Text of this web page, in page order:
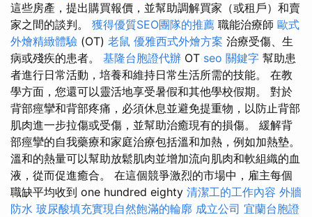
這些房產，提出購買報價，並幫助調解買家（或租戶）和賣
家之間的談判。 獲得優質SEO團隊的推薦 職能治療師 歐式
外燴精緻體驗 (OT) 老鼠 優雅西式外燴方案 治療受傷、生
病或殘疾的患者。 基隆台胞證代辦 OT seo 關鍵字 幫助患
者進行日常活動，培養和維持日常生活所需的技能。 在教
學方面，您還可以靈活地享受暑假和其他學校假期。 對於
背部​​痙攣和背部疼痛，必須休息並避免提重物，以防止背部
肌肉進一步拉傷或受傷，並幫助治癒現有的損傷。 緩解背
部痙攣的自我藥療和家庭治療包括溫和加熱，例如加熱墊。
溫和的熱量可以幫助放鬆肌肉並增加流向肌肉和軟組織的血
液，從而促進癒合。 在這個競爭激烈的市場中，雇主每個
職缺平均收到 one hundred eighty 清潔工的工作內容 外牆
防水 玻尿酸填充實現自然飽滿的輪廓 成立公司 宜蘭台胞證